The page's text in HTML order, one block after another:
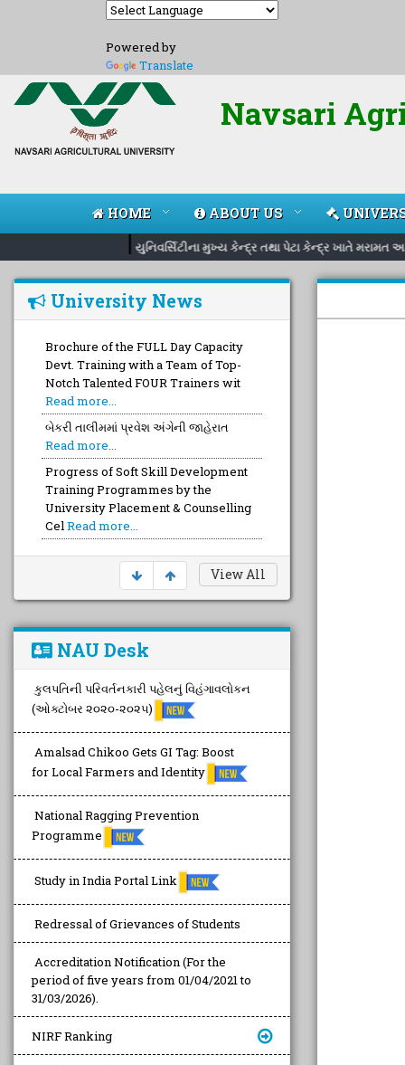
Powered by
Translate
Navsari
HOME ABOUT US
| યુનિવર્સિટીના મુખ્ય કેન્દ્ર તથા પેટા કેન્દ્ર ખાતે મરામત
University News
Brochure of the FULL Day Capacity
Devt. Training with a Team of Top-
Notch Talented FOUR Trainers wit
Read more...
બેકરી તાલીમમાં પ્રવેશ અંગેની જાહેરાત
Read more...
Progress of Soft Skill Development
Training Programmes by the
University Placement & Counselling
CelRead more...
View All
NAU Desk
કુલપતિની પરિવર્તનકારી પહેલનું વિહંગાવલોકન
(ઓક્ટોબર ૨૦૨૦-૨૦૨૫)
Amalsad Chikoo Gets GI Tag: Boost
for Local Farmers and Identity
National Ragging Prevention
Programme
Study in India Portal Link
Redressal of Grievances of Students
Accreditation Notification (For the
period of five years from 01/04/2021 to
31/03/2026).
NIRF Ranking